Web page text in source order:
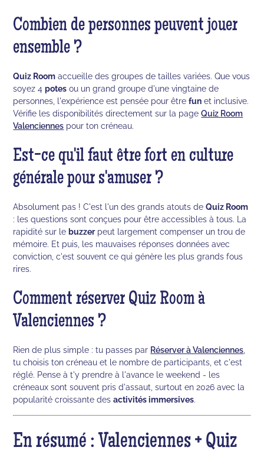
Combien de personnes peuvent jouer
ensemble ?
Quiz Room accueille des groupes de tailles variées. Que vous
soyez 4potes ou un grand groupe d'une vingtaine de
personnes, l'expérience est pensée pour êtrefun et inclusive.
Vérifie les disponibilités directement sur la pageQuiz Room
Valenciennes pour ton créneau.
Est-ce qu'il faut être fort en culture
générale pour s'amuser ?
Absolument pas ! C'est l'un des grands atouts deQuiz Room
: les questions sont conçues pour être accessibles à tous. La
rapidité sur lebuzzerpeut largement compenser un trou de
mémoire. Et puis, les mauvaises réponses données avec
conviction, c'est souvent ce qui génère les plus grands fous
rires.
Comment réserver Quiz Room à
Valenciennes ?
Rien de plus simple : tu passes par Réserver à Valenciennes
tu choisis ton créneau et le nombre de participants, et c'est
réglé. Pense à t'y prendre à l'avance le weekend - les
créneaux sont souvent pris d'assaut, surtout en 2026 avec la
popularité croissante desactivités immersives.
En résumé : Valenciennes + Quiz